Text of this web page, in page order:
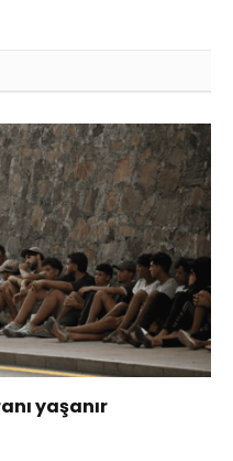
yaşanır